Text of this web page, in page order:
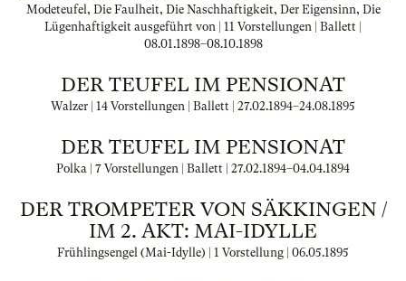
Modeteufel, Die Faulheit, Die Naschhaftigkeit, Der Eigensinn, Die
Lügenhaftigkeit ausgeführt von | 11 Vorstellungen | Ballett |
08.01.1898–08.10.1898
DER TEUFEL IM PENSIONAT
Walzer | 14 Vorstellungen | Ballett | 27.02.1894–24.08.1895
DER TEUFEL IM PENSIONAT
Polka | 7 Vorstellungen | Ballett | 27.02.1894–04.04.1894
DER TROMPETER VON SÄKKINGEN /
IM 2. AKT: MAI-IDYLLE
Frühlingsengel (Mai-Idylle) | 1 Vorstellung | 06.05.1895